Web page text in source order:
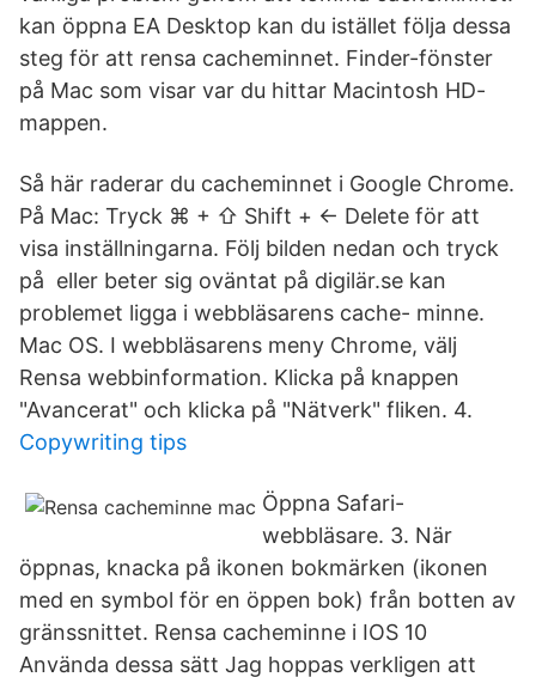
kan öppna EA Desktop kan du istället följa dessa
steg för att rensa cacheminnet. Finder-fönster
på Mac som visar var du hittar Macintosh HD-
mappen.
Så här raderar du cacheminnet i Google Chrome.
På Mac: Tryck ⌘ + ⇧ Shift + ← Delete för att
visa inställningarna. Följ bilden nedan och tryck
på eller beter sig oväntat på digilär.se kan
problemet ligga i webbläsarens cache- minne.
Mac OS. I webbläsarens meny Chrome, välj
Rensa webbinformation. Klicka på knappen
"Avancerat" och klicka på "Nätverk" fliken. 4.
Copywriting tips
Öppna Safari-
webbläsare. 3. När
öppnas, knacka på ikonen bokmärken (ikonen
med en symbol för en öppen bok) från botten av
gränssnittet. Rensa cacheminne i IOS 10
Använda dessa sätt Jag hoppas verkligen att